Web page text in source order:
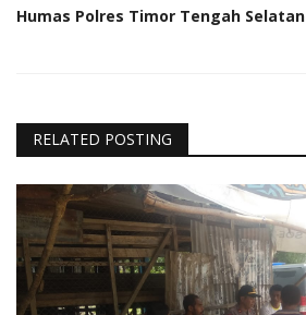
Humas Polres Timor Tengah Selatan
RELATED POSTING